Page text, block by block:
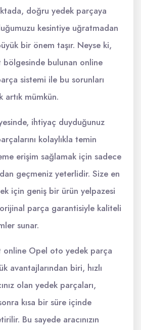
doğru yedek parçaya
kesintiye uğratmadan
bir önem taşır. Neyse ki,
bölgesinde bulunan online
sistemi ile bu sorunları
artık mümkün.
ihtiyaç duyduğunuz
kolaylıkla temin
erişim sağlamak için sadece
geçmeniz yeterlidir. Size en
için geniş bir ürün yelpazesi
parça garantisiyle kaliteli
sunar.
online Opel oto yedek parça
avantajlarından biri, hızlı
olan yedek parçaları,
kısa bir süre içinde
Bu sayede aracınızın